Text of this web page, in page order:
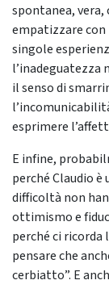
spontanea, vera,
empatizzare con
singole
il senso di
esprimere
E infine,
perché Claudio è
difficoltà non
ottimismo e
perché ci ricorda
pensare che
cerbiatto”. E